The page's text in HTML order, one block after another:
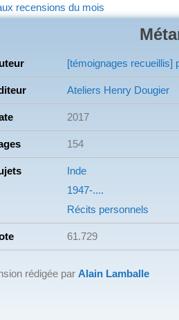
recensions du mois
[témoignages recueillis]
Ateliers Henry Dougier
2017
154
Inde
1947-....
Récits personnels
61.729
rédigée par Alain Lamballe